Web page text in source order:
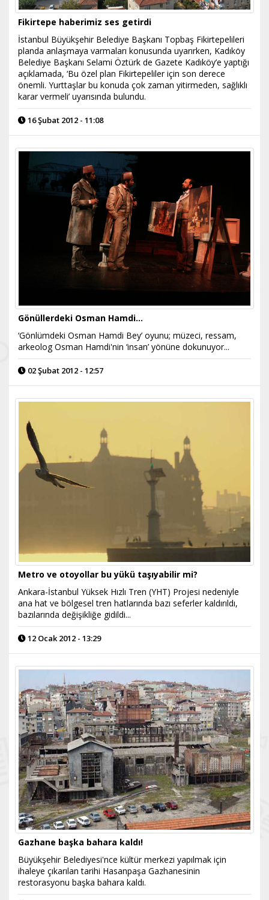
Fikirtepe haberimiz ses getirdi
İstanbul Büyükşehir Belediye Başkanı Topbaş Fikirtepelileri
planda anlaşmaya varmaları konusunda uyarırken, Kadıköy
Belediye Başkanı Selami Öztürk de Gazete Kadıköy’e yaptığı
açıklamada, ‘Bu özel plan Fikirtepeliler için son derece
önemli. Yurttaşlar bu konuda çok zaman yitirmeden, sağlıklı
karar vermeli’ uyarısında bulundu.
16 Şubat 2012 - 11:08
Gönüllerdeki Osman Hamdi...
‘Gönlümdeki Osman Hamdi Bey’ oyunu; müzeci, ressam,
arkeolog Osman Hamdi'nin ‘insan’ yönüne dokunuyor...
02 Şubat 2012 - 12:57
Metro ve otoyollar bu yükü taşıyabilir mi?
Ankara-İstanbul Yüksek Hızlı Tren (YHT) Projesi nedeniyle
ana hat ve bölgesel tren hatlarında bazı seferler kaldırıldı,
bazılarında değişikliğe gidildi...
12 Ocak 2012 - 13:29
Gazhane başka bahara kaldı!
Büyükşehir Belediyesi'nce kültür merkezi yapılmak için
ihaleye çıkarılan tarihi Hasanpaşa Gazhanesinin
restorasyonu başka bahara kaldı.